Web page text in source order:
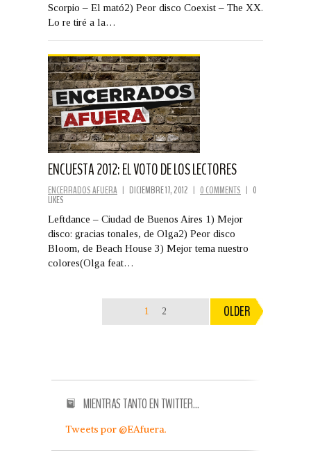
Scorpio – El mató2) Peor disco Coexist – The XX.
Lo re tiré a la…
ENCUESTA 2012: EL VOTO DE LOS LECTORES
ENCERRADOS AFUERA | DICIEMBRE 17, 2012 | 0 COMMENTS | 0
LIKES
Leftdance – Ciudad de Buenos Aires 1) Mejor
disco: gracias tonales, de Olga2) Peor disco
Bloom, de Beach House 3) Mejor tema nuestro
colores(Olga feat…
1 2 OLDER
MIENTRAS TANTO EN TWITTER…
Tweets por @EAfuera.